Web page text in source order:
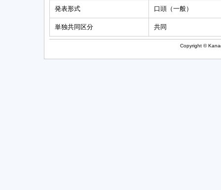
発表形式 口頭（一般）
単独共同区分 共同
Copyright ©